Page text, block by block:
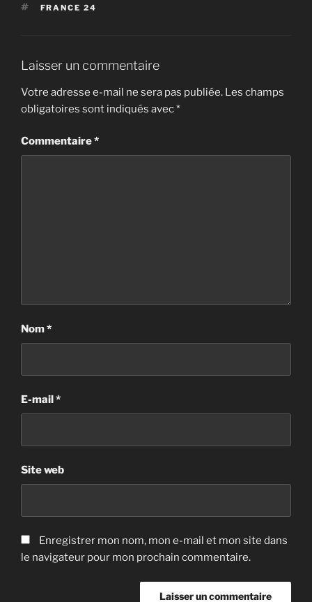
ÉTIQUETTES
FRANCE 24
Laisser un commentaire
Votre adresse e-mail ne sera pas publiée. Les champs
obligatoires sont indiqués avec*
Commentaire*
Nom*
E-mail*
Site web
Enregistrer mon nom, mon e-mail et mon site dans
le navigateur pour mon prochain commentaire.